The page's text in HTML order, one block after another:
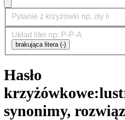
brakująca litera (-)
Hasło
krzyżówkowe:
synonimy,